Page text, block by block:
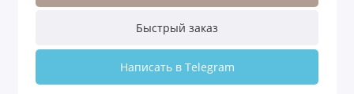
Быстрый заказ
Написать в Telegram